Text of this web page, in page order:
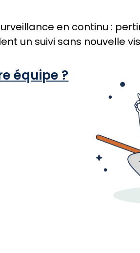
en continu :
un suivi sans nouvelle
équipe ?